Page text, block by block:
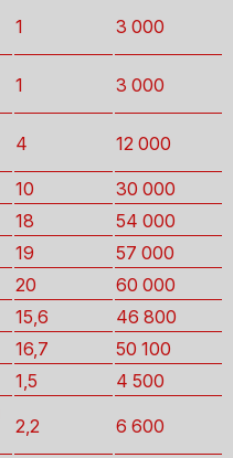
1 3 000
1 3 000
4 12 000
10
30 000
18
54 000
19
57 000
20
60 000
15,6
46 800
16,7
50 100
1,5
4 500
2,2 6 600